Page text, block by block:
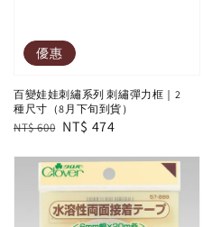
優惠
百變娃娃刺繡系列 刺繡彈力框｜2
種尺寸（8月下旬到貨）
Regular
NT$ 600 Sale
NT$ 474